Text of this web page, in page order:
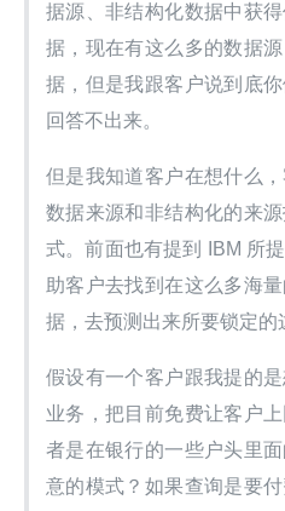
据源、非结构化数据中获
据，现在有这么多的数据
据，但是我跟客户说到底
回答不出来。
但是我知道客户在想什么
数据来源和非结构化的来
式。前面也有提到 IBM 所
助客户去找到在这么多海
据，去预测出来所要锁定的
假设有一个客户跟我提的
业务，把目前免费让客户
者是在银行的一些户头里
意的模式？如果查询是要